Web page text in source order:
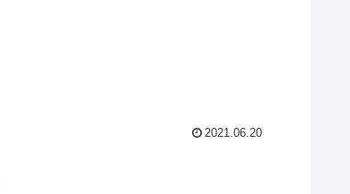
2021.06.20